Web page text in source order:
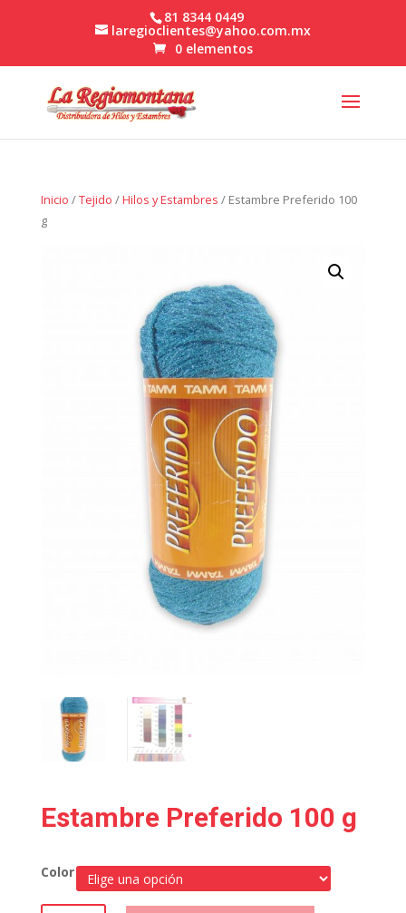
81 8344 0449
laregioclientes@yahoo.com.mx
0 elementos
Inicio /Tejido /Hilos y Estambres / Estambre Preferido 100
g
Estambre Preferido 100 g
Color